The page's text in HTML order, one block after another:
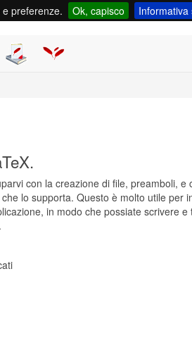
preferenze. Ok, capisco Informativa
con la creazione di file, preamboli, e
lo supporta. Questo è molto utile per
in modo che possiate scrivere